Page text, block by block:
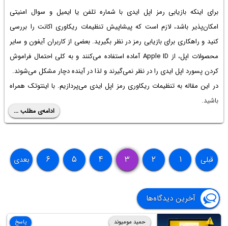
برای اینکه بازیابی رمز اپل ایدی با شماره تلفن یا ایمیل و سوال امنیتی
امکان‌پذیر باشد، لازم است که پیشاپیش تنظیمات ریکاوری اکانت را بررسی
کنید و راهکاری برای بازیابی رمز در نظر بگیرید. بعضی از کاربران آیفون و سایر
محصولات اپل، از Apple ID آماده استفاده می‌کنند و به کلی احتمال فراموش
کردن پسورد اپل ایدی را در نظر نمی‌گیرند و لذا در آینده دچار مشکل می‌شوند.
در این مقاله به تنظیمات ریکاوری رمز اپل ایدی می‌پردازیم. با اینتوتک همراه
باشید.
ادامه‌ی مطلب ...
قبلی ۱ ۲ ۳ ۴ ۵ ۶ بعدی
آخرین دیدگاه‌ها
حمید مومیوند
پاسخ